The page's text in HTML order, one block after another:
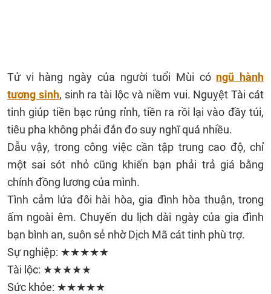
Tử vi hàng ngày của người tuổi Mùi có ngũ hành
tương sinh, sinh ra tài lộc và niềm vui. Nguỵệt Tài cát
tinh giúp tiền bạc rủng rỉnh, tiền ra rồi lại vào đầy túi,
tiêu pha không phải đắn đo suy nghĩ quá nhiều.
Dẫu vậy, trong công việc cần tập trung cao độ, chỉ
một sai sót nhỏ cũng khiến bạn phải trả giá bằng
chính đồng lương của mình.
Tình cảm lứa đôi hài hòa, gia đình hòa thuận, trong
ấm ngoài êm. Chuyến du lịch dài ngày của gia đình
bạn bình an, suôn sẻ nhờ Dịch Mã cát tinh phù trợ.
Sự nghiệp: ★★★★★
Tài lộc: ★★★★★
Sức khỏe: ★★★★★